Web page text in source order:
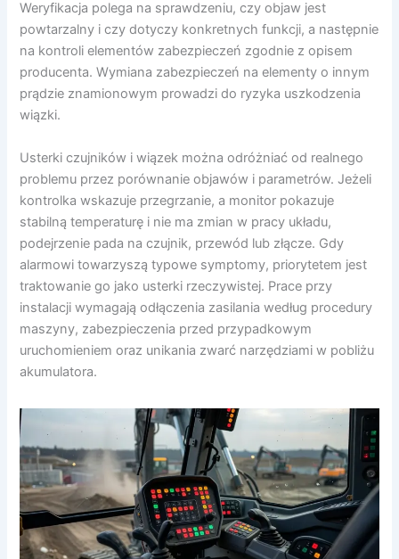
Weryfikacja polega na sprawdzeniu, czy objaw jest
powtarzalny i czy dotyczy konkretnych funkcji, a następnie
na kontroli elementów zabezpieczeń zgodnie z opisem
producenta. Wymiana zabezpieczeń na elementy o innym
prądzie znamionowym prowadzi do ryzyka uszkodzenia
wiązki.
Usterki czujników i wiązek można odróżniać od realnego
problemu przez porównanie objawów i parametrów. Jeżeli
kontrolka wskazuje przegrzanie, a monitor pokazuje
stabilną temperaturę i nie ma zmian w pracy układu,
podejrzenie pada na czujnik, przewód lub złącze. Gdy
alarmowi towarzyszą typowe symptomy, priorytetem jest
traktowanie go jako usterki rzeczywistej. Prace przy
instalacji wymagają odłączenia zasilania według procedury
maszyny, zabezpieczenia przed przypadkowym
uruchomieniem oraz unikania zwarć narzędziami w pobliżu
akumulatora.